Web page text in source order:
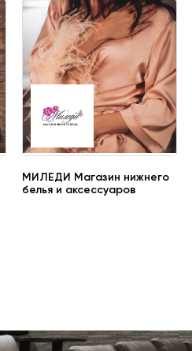
МИЛЕДИ Магазин нижнего
белья и аксессуаров